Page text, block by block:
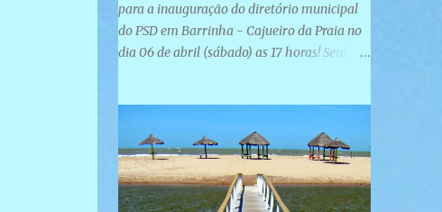
para a inauguração do diretório municipal
do PSD em Barrinha - Cajueiro da Praia no
dia 06 de abril (sábado) as 17 horas! Será
localizada na Rua São José, 98 Barrinha -
Cajueiro da Praia.